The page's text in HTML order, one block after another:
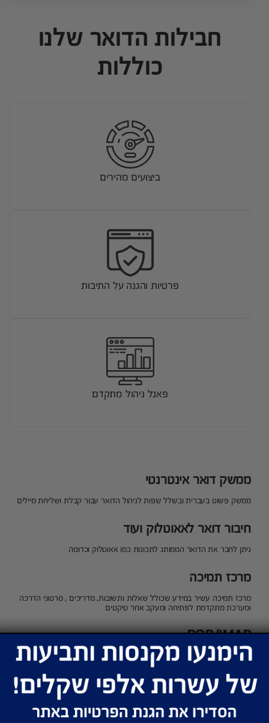
חבילות הדואר שלנו
כוללות
ביצועים מהירים
פרטיות והגנה על התיבות
פאנל ניהול מתקדם
ממשק דואר אינטרנטי
ממשק פשוט בעברית ובשלל שפות לניהול הדואר עבור קבלת ושליחת מיילים
חיבור דואר לאאוטלוק ועוד
ניתן לחבר את הדואר הממותג לתכונות כמו אאוטלוק וכדומה
מרכז תמיכה
מרכז תמיכה עשיר במידע שכולל שאלות ותשובות, מדריכים , סרטוני הדרכה
ומערכת מתקדמת לפתיחה ומעקב אחר טיקטים
POP/IMAP
ניתן להתממשק לתיבות הדואר למשיכת הדואר באמצעות POP או IMAP
פאנל ניהול מתקדם
מקבלים את השליטה לידיים שלכם עם פאנל ניהול מתקדם שמאפשר לכם
להוסיף למחוק ולנהל את כל תיבות הדואר שלכם